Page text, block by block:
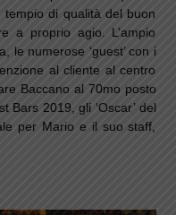
di qualità del buon
a proprio agio. L’ampio
le numerose ‘guest’ con i
al cliente al centro
Baccano al 70mo posto
Bars 2019, gli ‘Oscar’ del
per Mario e il suo staff,